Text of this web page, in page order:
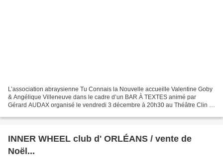
L’association abraysienne Tu Connais la Nouvelle accueille Valentine Goby
& Angélique Villeneuve dans le cadre d’un BAR À TEXTES animé par
Gérard AUDAX organisé le vendredi 3 décembre à 20h30 au Théâtre Clin d’
INNER WHEEL club d' ORLÉANS / vente de
Noël...